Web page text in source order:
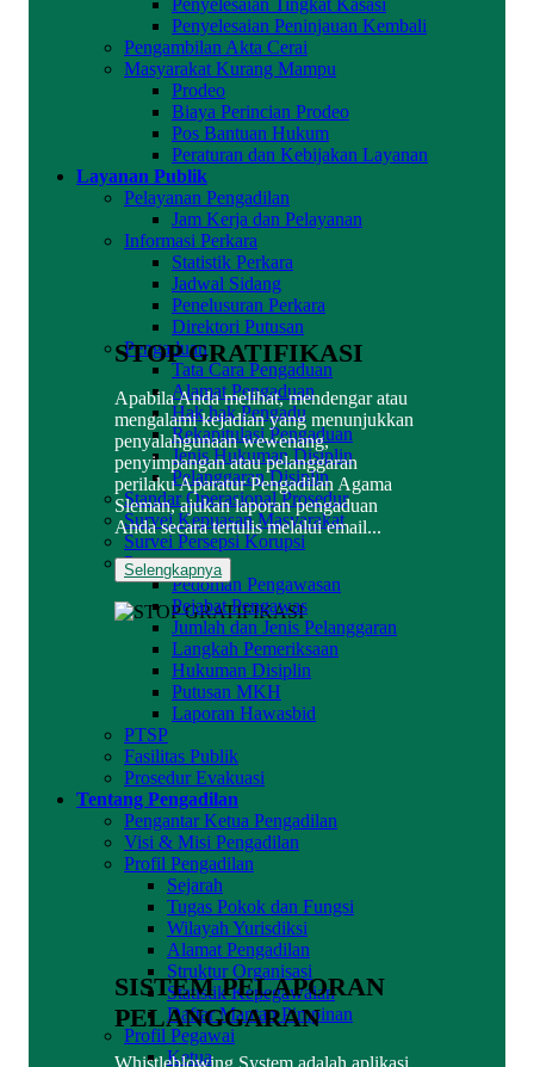
Penyelesaian Tingkat Kasasi
Penyelesaian Peninjauan Kembali
Pengambilan Akta Cerai
Masyarakat Kurang Mampu
Prodeo
Biaya Perincian Prodeo
Pos Bantuan Hukum
Peraturan dan Kebijakan Layanan
Layanan Publik
Pelayanan Pengadilan
Jam Kerja dan Pelayanan
Informasi Perkara
Statistik Perkara
Jadwal Sidang
Penelusuran Perkara
Direktori Putusan
Pengaduan
Tata Cara Pengaduan
Alamat Pengaduan
Hak hak Pengadu
Rekapitulasi Pengaduan
Jenis Hukuman Disiplin
Pelanggaran Disiplin
Standar Operasional Prosedur
Survei Kepuasan Masyarakat
Survei Persepsi Korupsi
Pengawasan
Pedoman Pengawasan
Pejabat Pengawas
Jumlah dan Jenis Pelanggaran
Langkah Pemeriksaan
Hukuman Disiplin
Putusan MKH
Laporan Hawasbid
PTSP
Fasilitas Publik
Prosedur Evakuasi
Tentang Pengadilan
Pengantar Ketua Pengadilan
Visi & Misi Pengadilan
Profil Pengadilan
Sejarah
Tugas Pokok dan Fungsi
Wilayah Yurisdiksi
Alamat Pengadilan
Struktur Organisasi
Statistik Kepegawaian
Daftar Mantan Pimpinan
Profil Pegawai
Ketua
STOP GRATIFIKASI
Apabila Anda melihat, mendengar atau
mengalami kejadian yang menunjukkan
penyalahgunaan wewenang,
penyimpangan atau pelanggaran
perilaku Aparatur Pengadilan Agama
Sleman, ajukan laporan pengaduan
Anda secara tertulis melalui email...
Selengkapnya
SISTEM PELAPORAN
PELANGGARAN
Whistleblowing System adalah aplikasi